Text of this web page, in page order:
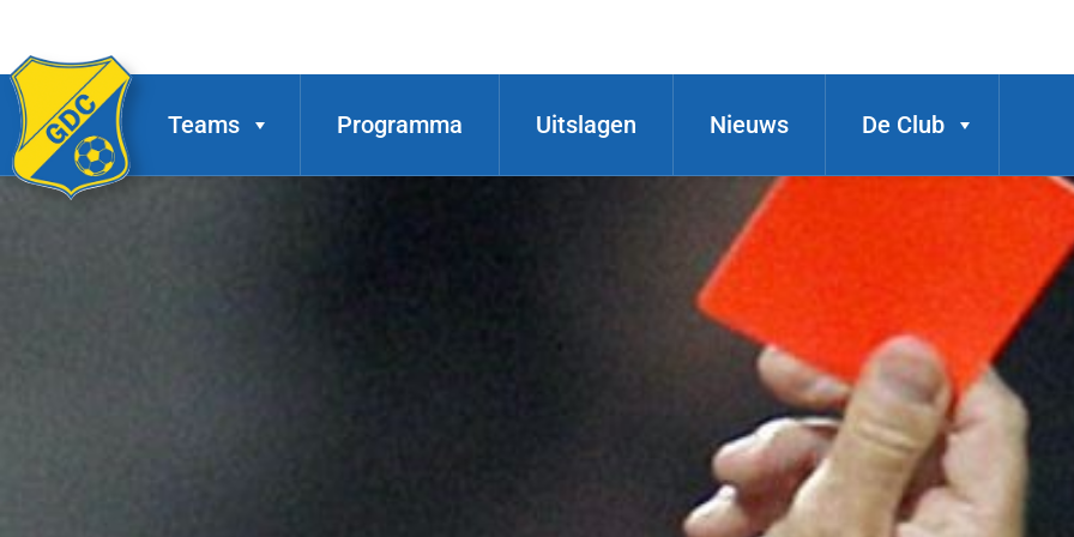
Teams Programma Uitslagen Nieuws De Club